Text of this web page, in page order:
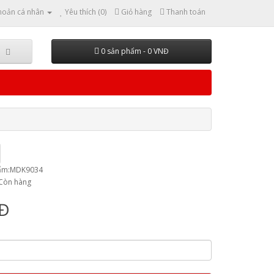
cá nhân Yêu thích (0) Giỏ hàng Thanh toán
0 sản phẩm - 0 VNĐ
hàng